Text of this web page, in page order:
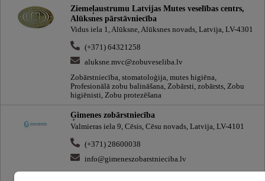
Ziemeļaustrumu Latvijas Mutes veselības centrs,
Alūksnes pārstāvniecība
Vidus iela 1, Alūksne, Alūksnes novads, Latvija, LV-4301
(+371) 64321258
aluksne.mvc@zobuveseliba.lv
Zobārstniecība, stomatoloģija, mutes higiēna,
Profesionālā zobu balināšana, Zobārsti, zobārsts, Zobu
higiēnisti, Zobu protezēšana
Ģimenes zobārstniecība
Valmieras iela 9, Cēsis, Cēsu novads, Latvija, LV-4101
(+371) 28600038
info@gimeneszobarstnieciba.lv